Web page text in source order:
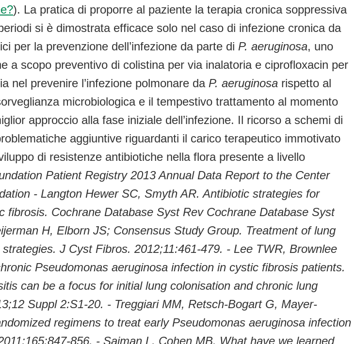
). La pratica di proporre al paziente la terapia cronica soppressiva
si è dimostrata efficace solo nel caso di infezione cronica da
per la prevenzione dell’infezione da parte di P. aeruginosa, uno
a scopo preventivo di colistina per via inalatoria e ciprofloxacin per
nel prevenire l’infezione polmonare da P. aeruginosa rispetto al
microbiologica e il tempestivo trattamento al momento
approccio alla fase iniziale dell’infezione. Il ricorso a schemi di
aggiuntive riguardanti il carico terapeutico immotivato
di resistenze antibiotiche nella flora presente a livello
Patient Registry 2013 Annual Data Report to the Center
- Langton Hewer SC, Smyth AR. Antibiotic strategies for
Cochrane Database Syst Rev Cochrane Database Syst
H, Elborn JS; Consensus Study Group. Treatment of lung
J Cyst Fibros. 2012;11:461-479. - Lee TWR, Brownlee
Pseudomonas aeruginosa infection in cystic fibrosis patients.
can be a focus for initial lung colonisation and chronic lung
Suppl 2:S1-20. - Treggiari MM, Retsch-Bogart G, Mayer-
regimens to treat early Pseudomonas aeruginosa infection
856. - Saiman L, Cohen MB. What have we learned